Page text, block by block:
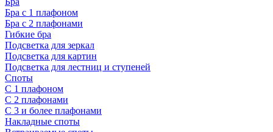
Бра с 1 плафоном
Бра с 2 плафонами
Гибкие бра
Подсветка для зеркал
Подсветка для картин
Подсветка для лестниц и ступеней
Споты
С 1 плафоном
С 2 плафонами
С 3 и более плафонами
Накладные споты